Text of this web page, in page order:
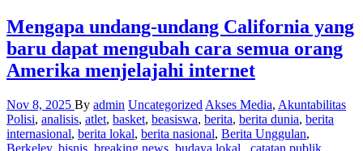
Mengapa undang-undang California yang
baru dapat mengubah cara semua orang
Amerika menjelajahi internet
Nov 8, 2025 By admin Uncategorized Akses Media, Akuntabilitas
Polisi, analisis, atlet, basket, beasiswa, berita, berita dunia, berita
internasional, berita lokal, berita nasional, Berita Unggulan,
Berkeley, bisnis breaking news budaya lokal. catatan publik